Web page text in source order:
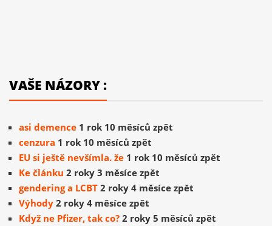
VAŠE NÁZORY :
asi demence 1 rok 10 měsíců zpět
cenzura 1 rok 10 měsíců zpět
EU si ještě nevšímla. že 1 rok 10 měsíců zpět
Ke článku 2 roky 3 měsíce zpět
gendering a LCBT 2 roky 4 měsíce zpět
Výhody 2 roky 4 měsíce zpět
Když ne Pfizer, tak co? 2 roky 5 měsíců zpět